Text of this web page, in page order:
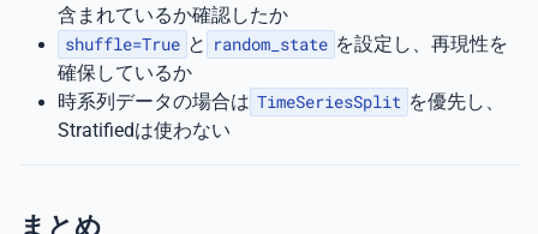
含まれているか確認したか
shuffle=True と random_state を設定し、再現性を
確保しているか
時系列データの場合は TimeSeriesSplit を優先し、
Stratifiedは使わない
まとめ